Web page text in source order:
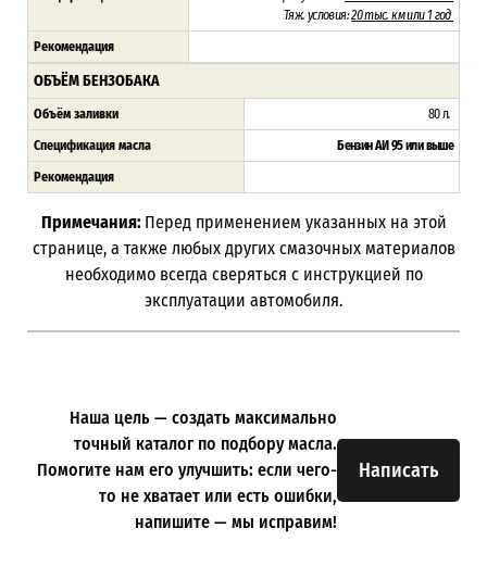
Тяж. условия:20 тыс. км или 1 год
Рекомендация
ОБЪЁМ БЕНЗОБАКА
Объём заливки 80 л.
Спецификация масла Бензин АИ 95 или выше
Рекомендация
Примечания: Перед применением указанных на этой
странице, а также любых других смазочных материалов
необходимо всегда сверяться с инструкцией по
эксплуатации автомобиля.
Написать
Наша цель — создать максимально
точный каталог по подбору масла.
Помогите нам его улучшить: если чего-
то не хватает или есть ошибки,
напишите — мы исправим!